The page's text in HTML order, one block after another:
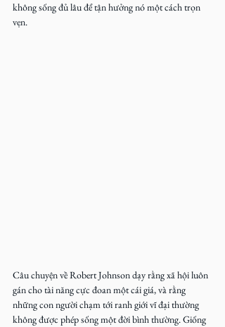
không sống đủ lâu để tận hưởng nó một cách trọn
vẹn.
Câu chuyện về Robert Johnson dạy rằng xã hội luôn
gán cho tài năng cực đoan một cái giá, và rằng
những con người chạm tới ranh giới vĩ đại thường
không được phép sống một đời bình thường. Giống